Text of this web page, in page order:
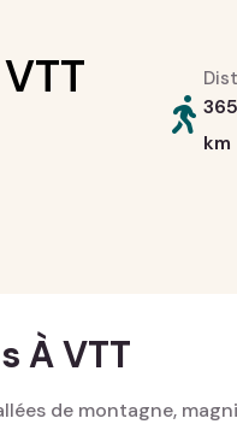
km
À VTT
de montagne,